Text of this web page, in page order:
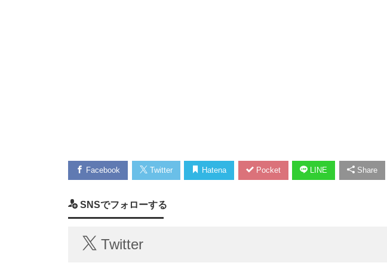
Facebook Twitter Hatena Pocket LINE Share
SNSでフォローする
Twitter